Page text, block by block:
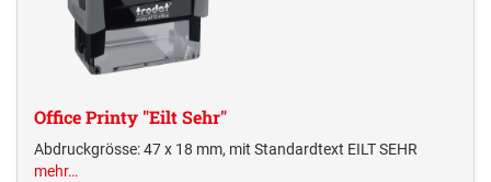
Office Printy "Eilt Sehr"
Abdruckgrösse: 47 x 18 mm, mit Standardtext EILT SEHR
mehr…